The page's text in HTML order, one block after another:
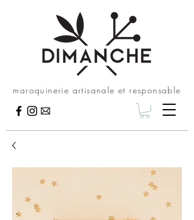
maroquinerie artisanale et responsable